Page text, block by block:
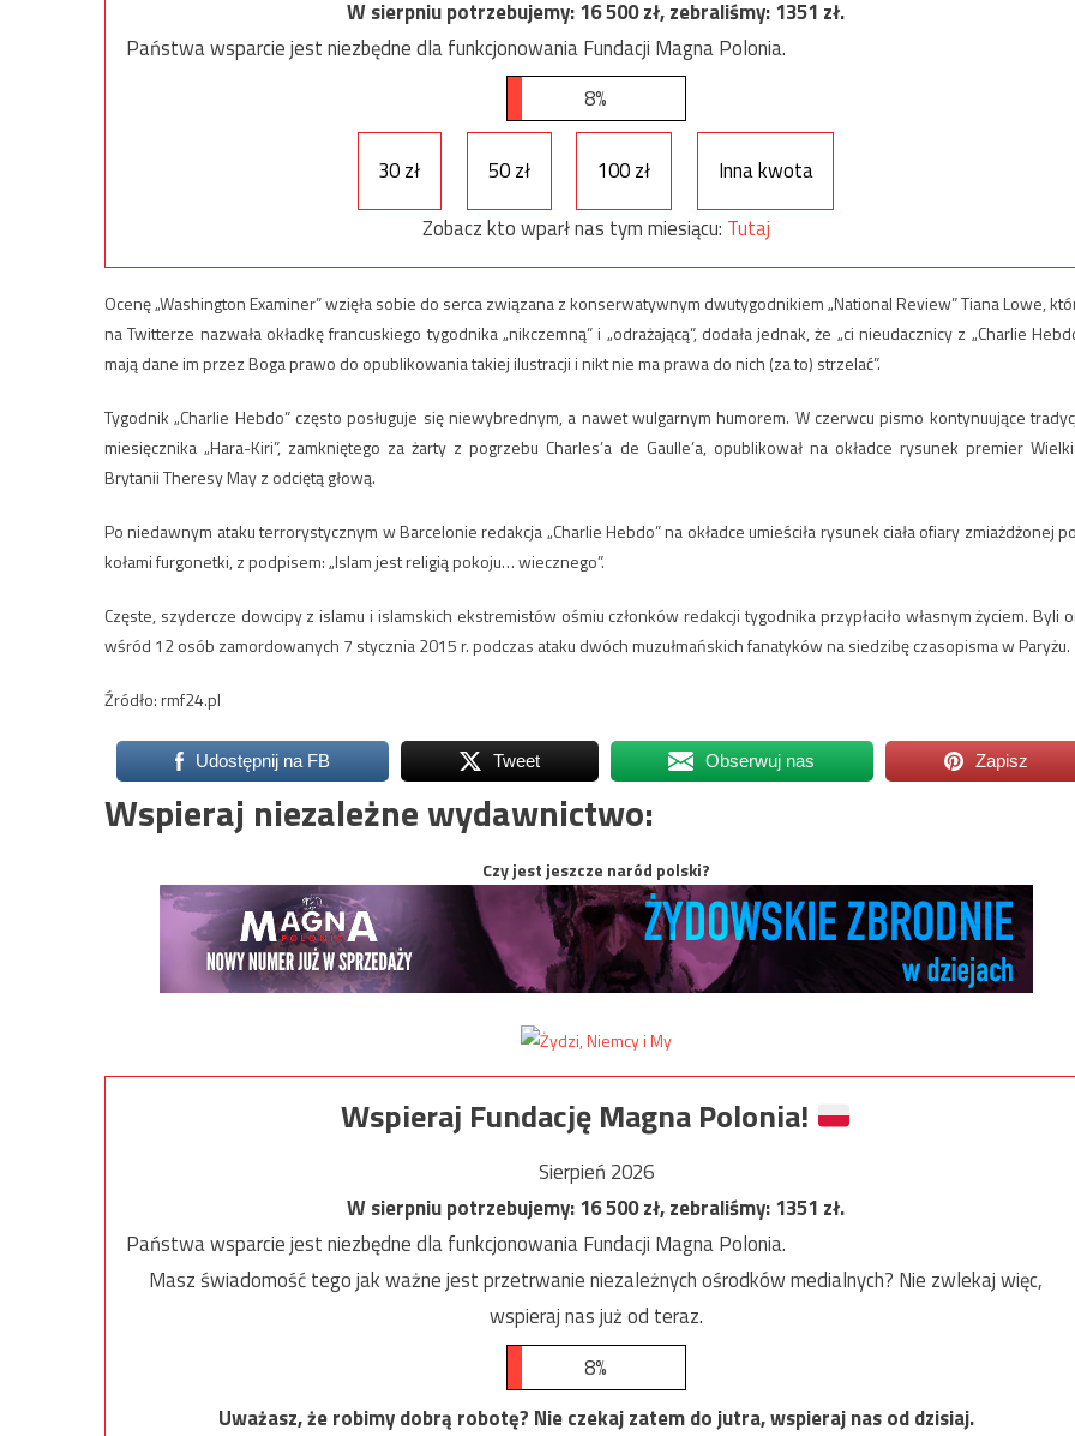
W sierpniu potrzebujemy:16 500zł, zebraliśmy:1351 zł.
Państwa wsparcie jest niezbędne dla funkcjonowania Fundacji Magna Polonia.
8%
30 zł 50 zł 100 zł
Inna kwota
Zobacz kto wparł nas tym miesiącu: Tutaj
Ocenę „Washington Examiner” wzięła sobie do serca związana z konserwatywnym dwutygodnikiem „National Review” Tiana Lowe,
na Twitterze nazwała okładkę francuskiego tygodnika „nikczemną” i „odrażającą”, dodała jednak, że „ci nieudacznicy z „Charlie
mają dane im przez Boga prawo do opublikowania takiej ilustracji i nikt nie ma prawa do nich (za to) strzelać”.
Tygodnik „Charlie Hebdo” często posługuje się niewybrednym, a nawet wulgarnym humorem. W czerwcu pismo kontynuujące
miesięcznika „Hara-Kiri”, zamkniętego za żarty z pogrzebu Charles’a de Gaulle’a, opublikował na okładce rysunek premier
Brytanii Theresy May z odciętą głową.
Po niedawnym ataku terrorystycznym w Barcelonie redakcja „Charlie Hebdo” na okładce umieściła rysunek ciała ofiary zmiażdżonej
kołami furgonetki, z podpisem: „Islam jest religią pokoju… wiecznego”.
Częste, szydercze dowcipy z islamu i islamskich ekstremistów ośmiu członków redakcji tygodnika przypłaciło własnym życiem. Byli
wśród 12 osób zamordowanych 7 stycznia 2015 r. podczas ataku dwóch muzułmańskich fanatyków na siedzibę czasopisma w Paryżu.
Źródło: rmf24.pl
Udostępnij na FB Tweet Obserwuj nas Zapisz
Wspieraj niezależne wydawnictwo:
Czy jest jeszcze naród polski?
Wspieraj Fundację Magna Polonia!
Sierpień 2026
W sierpniu potrzebujemy:16 500zł, zebraliśmy:1351 zł.
Państwa wsparcie jest niezbędne dla funkcjonowania Fundacji Magna Polonia.
Masz świadomość tego jak ważne jest przetrwanie niezależnych ośrodków medialnych? Nie zwlekaj więc,
wspieraj nas już od teraz.
8%
Uważasz, że robimy dobrą robotę? Nie czekaj zatem do jutra, wspieraj nas od dzisiaj.